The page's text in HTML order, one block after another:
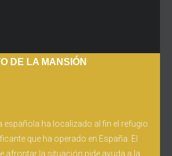
DE LA MANSIÓN
española ha localizado al fin el refugio
que ha operado en España. El
afrontar la situación pide ayuda a la